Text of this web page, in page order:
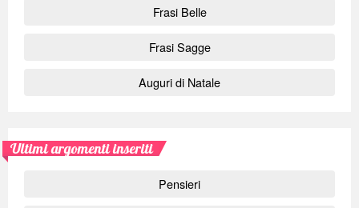
Frasi Belle
Frasi Sagge
Auguri di Natale
Ultimi argomenti inseriti
Pensieri